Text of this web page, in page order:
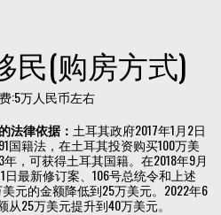
民(购房方式)
:5万人民币左右
法律依据： 土耳其政府2017年1月2日
国籍法，在土耳其投资购买100万美
，可获得土耳其国籍。在2018年9月
日最新修订案、106号总统令和上述
元的金额降低到25万美元。2022年6
25万美元提升到40万美元。